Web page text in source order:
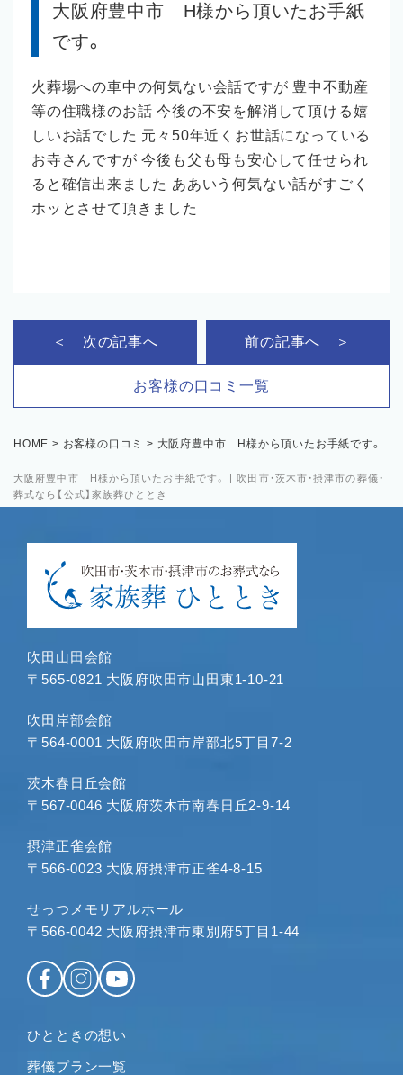
大阪府豊中市 H様から頂いたお手紙です。 | 吹田市・茨木市・摂津市の葬儀・
葬式なら【公式】家族葬ひととき
大阪府豊中市 H様から頂いたお手紙
です。
火葬場への車中の何気ない会話ですが 豊中不動産
等の住職様のお話 今後の不安を解消して頂ける嬉
しいお話でした 元々50年近くお世話になっている
お寺さんですが 今後も父も母も安心して任せられ
ると確信出来ました ああいう何気ない話がすごく
ホッとさせて頂きました
＜ 次の記事へ
お客様の口コミ一覧
前の記事へ ＞
HOME > お客様の口コミ > 大阪府豊中市 H様から頂いたお手紙です。
吹田山田会館
〒565-0821 大阪府吹田市山田東1-10-21
吹田岸部会館
〒564-0001 大阪府吹田市岸部北5丁目7-2
茨木春日丘会館
〒567-0046 大阪府茨木市南春日丘2-9-14
摂津正雀会館
〒566-0023 大阪府摂津市正雀4-8-15
せっつメモリアルホール
〒566-0042 大阪府摂津市東別府5丁目1-44
ひとときの想い
葬儀プラン一覧